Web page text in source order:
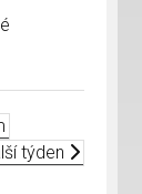
týden